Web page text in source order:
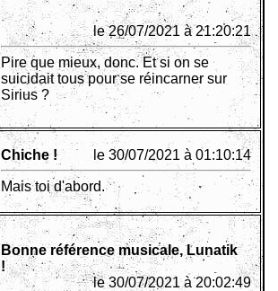
le 26/07/2021 à 21:20:21
Pire que mieux, donc. Et si on se
suicidait tous pour se réincarner sur
Sirius ?
Chiche ! le 30/07/2021 à 01:10:14
Mais toi d'abord.
Bonne référence musicale, Lunatik
!
le 30/07/2021 à 20:02:49